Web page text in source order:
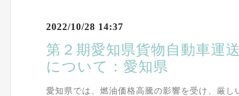
2022/10/28 14:37
第２期愛知県貨物自動車運
について：愛知県
愛知県では、燃油価格高騰の影響を受け、厳